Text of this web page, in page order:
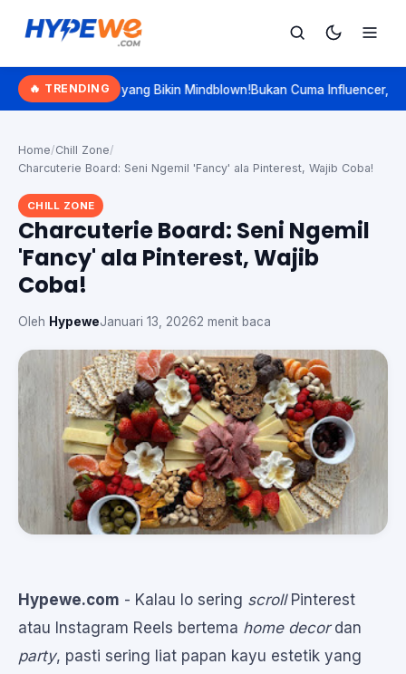
Hypewe.com - Curated Hype. Real Talk.
Cari artikel
🔥 TRENDING
yang Bikin Mindblown!Bukan Cuma Influencer, 8 Ilmuwan
Home/Chill Zone/
Charcuterie Board: Seni Ngemil 'Fancy' ala Pinterest, Wajib Coba!
CHILL ZONE
Charcuterie Board: Seni Ngemil
'Fancy' ala Pinterest, Wajib
Coba!
Oleh HypeweJanuari 13, 20262 menit baca
Hypewe.com - Kalau lo sering scrollPinterest
atau Instagram Reels bertema home decordan
party, pasti sering liat papan kayu estetik yang